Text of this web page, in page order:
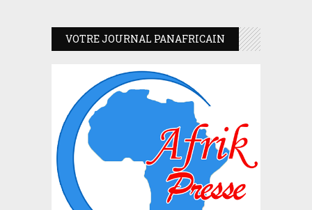
VOTRE JOURNAL PANAFRICAIN